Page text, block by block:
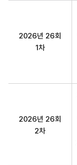
2026년 26회
1차
2026년 26회
2차